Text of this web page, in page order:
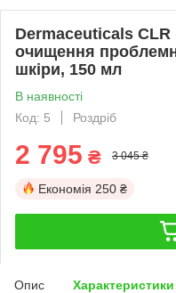
Dermaceuticals CLR
очищення
шкіри, 150 мл
В наявності
Код: 5
Роздріб
2 795 ₴ 3 045 ₴
Економія 250 ₴
Опис Характеристики